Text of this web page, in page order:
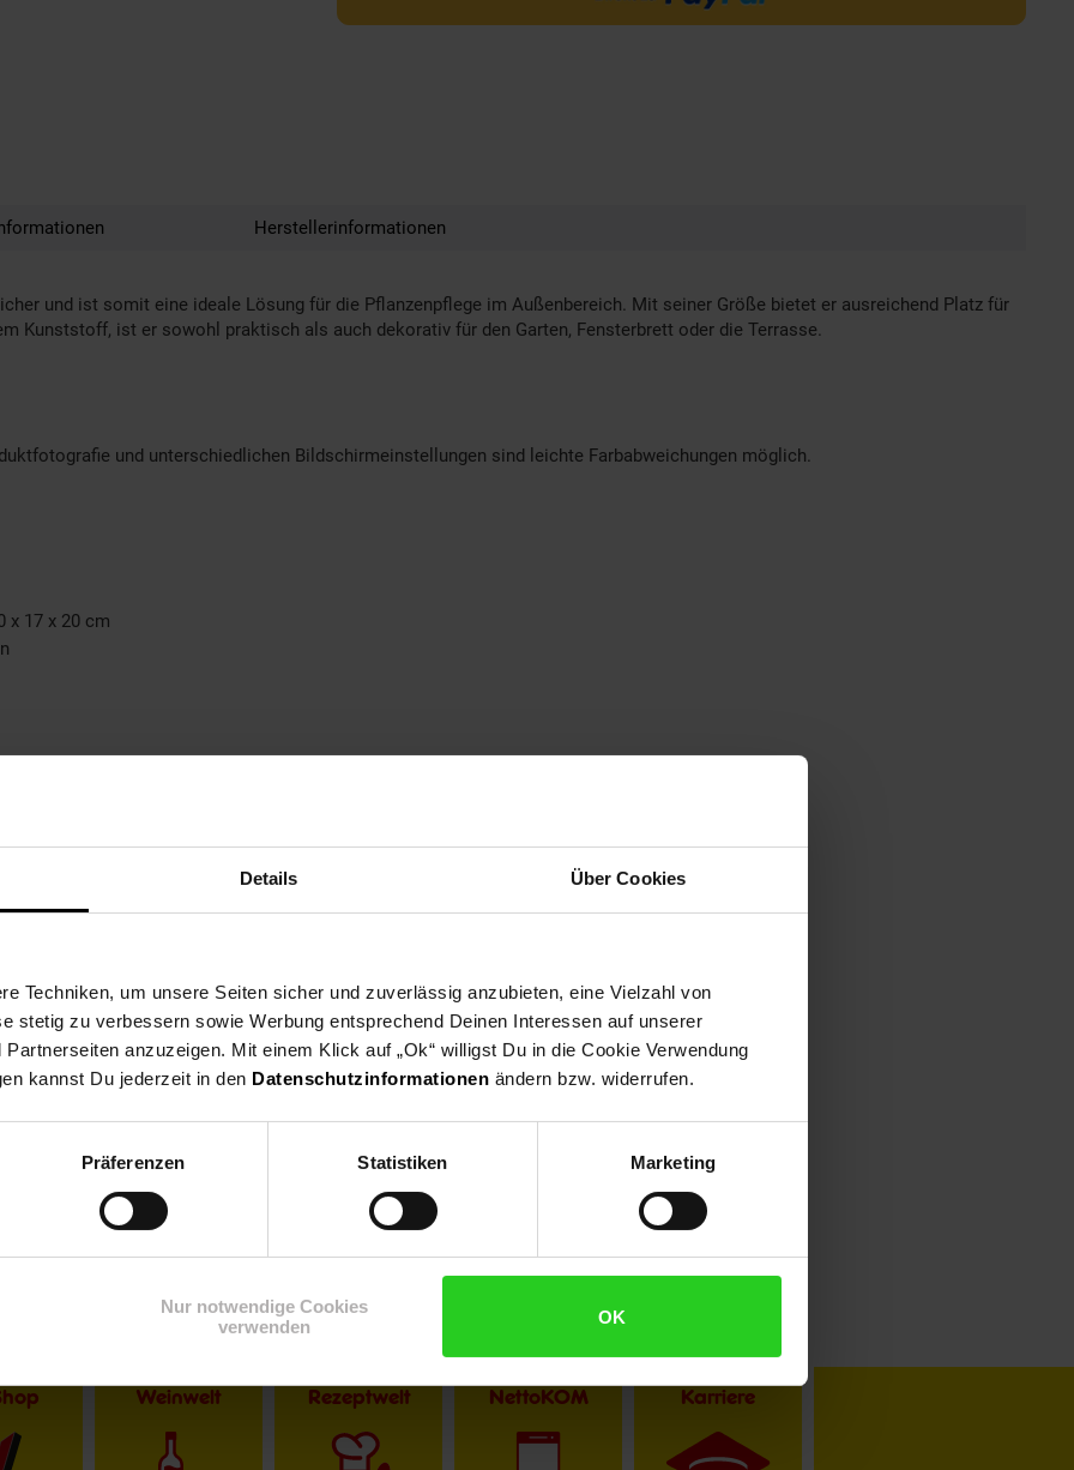
Details Über Cookies
Techniken, um unsere Seiten sicher und zuverlässig anzubieten, eine Vielzahl von
stetig zu verbessern sowie Werbung entsprechend Deinen Interessen auf unserer
anzuzeigen. Mit einem Klick auf „Ok“ willigst Du in die Cookie Verwendung
kannst Du jederzeit in den Datenschutzinformationen ändern bzw. widerrufen.
Präferenzen Statistiken Marketing
Nur notwendige Cookies
verwenden
OK
Herstellerinformationen
und ist somit eine ideale Lösung für die Pflanzenpflege im Außenbereich. Mit seiner Größe bietet er ausreichend Platz für
Kunststoff, ist er sowohl praktisch als auch dekorativ für den Garten, Fensterbrett oder die Terrasse.
und unterschiedlichen Bildschirmeinstellungen sind leichte Farbabweichungen möglich.
x 17 x 20 cm
20 cm
Weinwelt Rezeptwelt NettoKOM Karriere